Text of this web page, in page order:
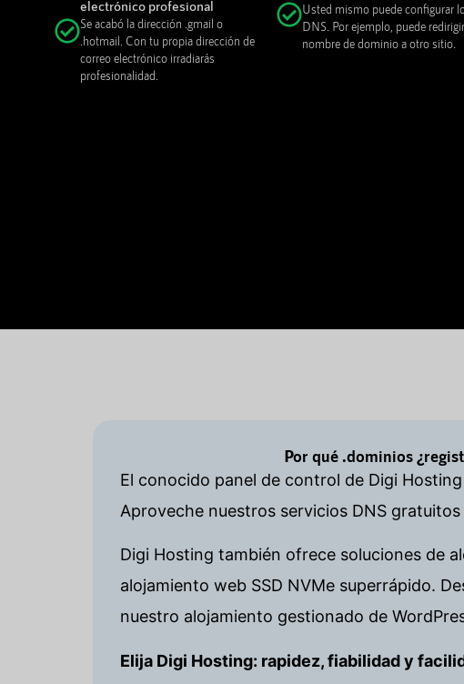
electrónico profesional
Se acabó la dirección .gmail o
.hotmail. Con tu propia dirección de
correo electrónico irradiarás
profesionalidad.
Usted mismo puede configurar
DNS. Por ejemplo, puede
nombre de dominio a otro sitio.
Por qué .dominios
El conocido panel de control de Digi
Aproveche nuestros servicios DNS
Digi Hosting también ofrece soluciones de
alojamiento web SSD NVMe superrápido.
nuestro alojamiento gestionado de
Elija Digi Hosting: rapidez, fiabilidad y